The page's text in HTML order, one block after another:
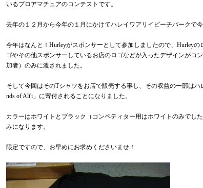
いるプロアマチュアのコンテストです。
去年の１２月から今年の１月にかけてハレイワアリイビーチパークで今
今年はなんと！Hurleyがスポンサーとして参加しましたので、Hurleyの
ゴやその他スポンサーしているお店のロゴなどが入ったデザインがコ
加者）のみに渡されました。
そして今回はそのTシャツをお店で販売する事し、その収益の一部はハ
nds of Ali'i」に寄付されることになりました。
カラーはホワイトとブラック（コンペティター用はホワイトのみでし
みになります。
限定ですので、お早めにお求めくださいませ！